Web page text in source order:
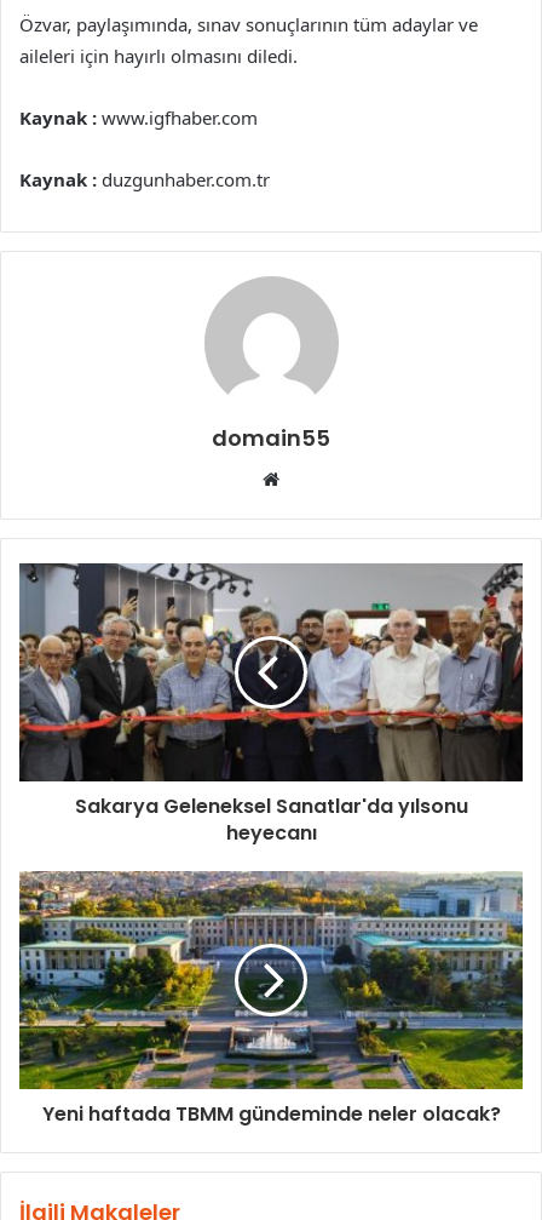
Özvar, paylaşımında, sınav sonuçlarının tüm adaylar ve
aileleri için hayırlı olmasını diledi.
Kaynak : www.igfhaber.com
Kaynak : duzgunhaber.com.tr
domain55
Web
Sakarya Geleneksel Sanatlar'da yılsonu
heyecanı
Yeni haftada TBMM gündeminde neler olacak?
İlgili Makaleler